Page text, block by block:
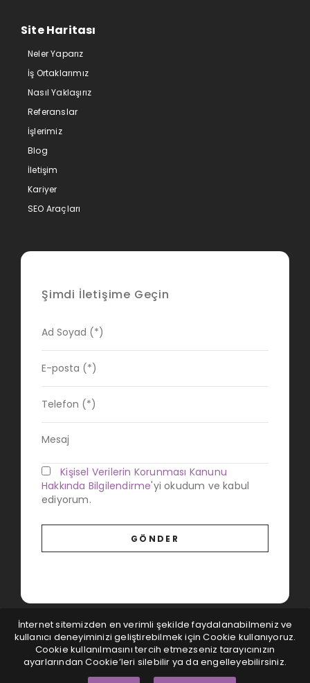
Site Haritası
Neler Yaparız
İş Ortaklarımız
Nasıl Yaklaşırız
Referanslar
İşlerimiz
Blog
İletişim
Kariyer
SEO Araçları
Şimdi İletişime Geçin
Kişisel Verilerin Korunması Kanunu
Hakkında Bilgilendirme'yi okudum ve kabul
ediyorum.
İnternet sitemizden en verimli şekilde faydalanabilmeniz ve
kullanıcı deneyiminizi geliştirebilmek için Cookie kullanıyoruz.
Cookie kullanılmasını tercih etmezseniz tarayıcınızın
ayarlarından Cookie’leri silebilir ya da engelleyebilirsiniz.